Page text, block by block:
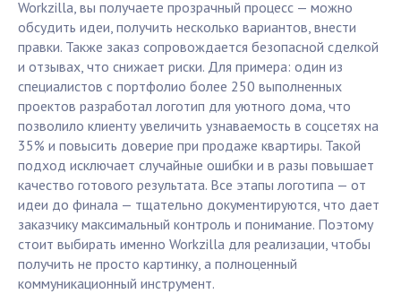
Workzilla, вы получаете прозрачный процесс — можно
обсудить идеи, получить несколько вариантов, внести
правки. Также заказ сопровождается безопасной сделкой
и отзывах, что снижает риски. Для примера: один из
специалистов с портфолио более 250 выполненных
проектов разработал логотип для уютного дома, что
позволило клиенту увеличить узнаваемость в соцсетях на
35% и повысить доверие при продаже квартиры. Такой
подход исключает случайные ошибки и в разы повышает
качество готового результата. Все этапы логотипа — от
идеи до финала — тщательно документируются, что дает
заказчику максимальный контроль и понимание. Поэтому
стоит выбирать именно Workzilla для реализации, чтобы
получить не просто картинку, а полноценный
коммуникационный инструмент.